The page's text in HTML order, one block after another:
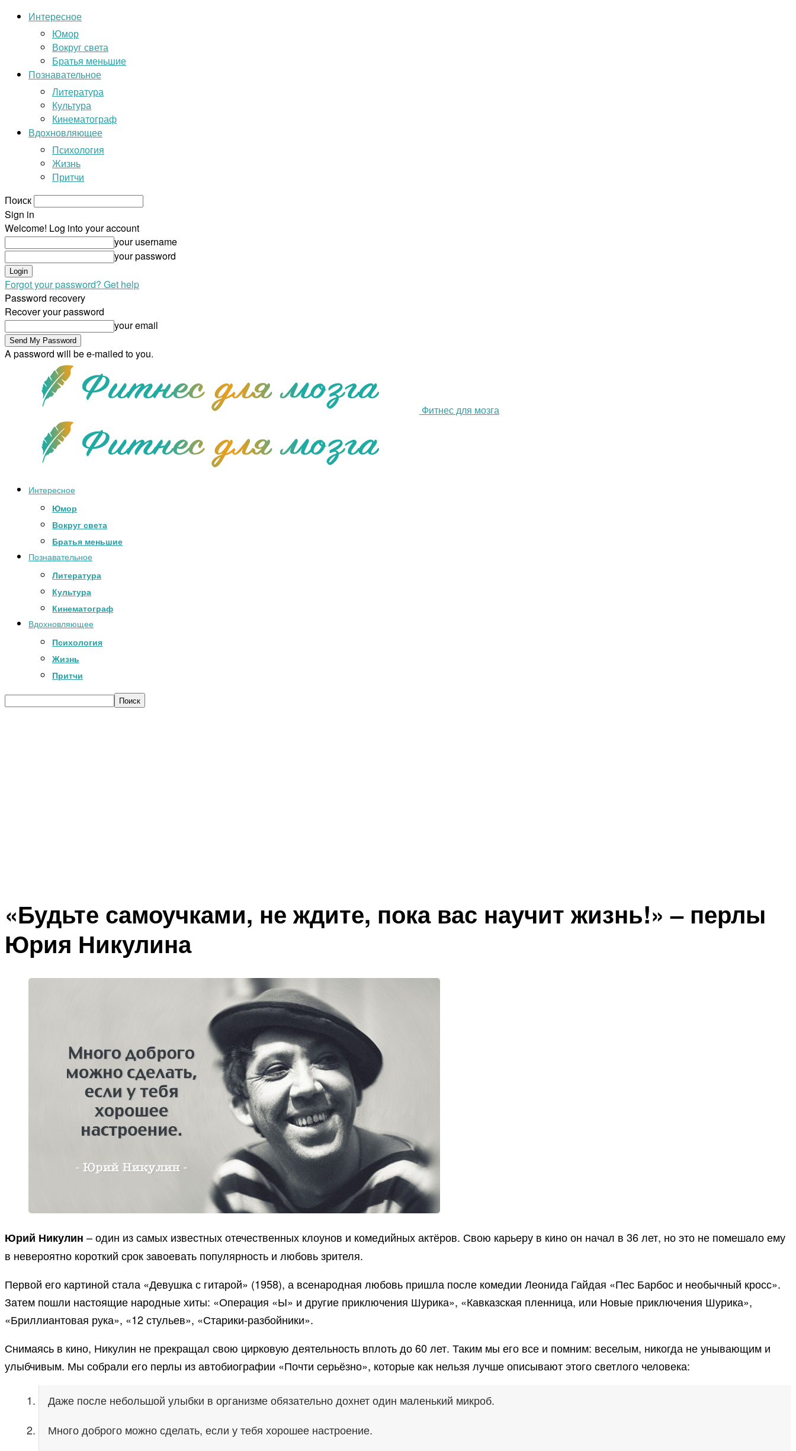
Интересное
Юмор
Вокруг света
Братья меньшие
Познавательное
Литература
Культура
Кинематограф
Вдохновляющее
Психология
Жизнь
Притчи
Поиск
Sign in
Welcome! Log into your account
your username
your password
Forgot your password? Get help
Password recovery
Recover your password
your email
A password will be e-mailed to you.
Фитнес для мозга
Интересное
Юмор
Вокруг света
Братья меньшие
Познавательное
Литература
Культура
Кинематограф
Вдохновляющее
Психология
Жизнь
Притчи
«Будьте самоучками, не ждите, пока вас научит жизнь!» – перлы
Юрия Никулина
Юрий Никулин – один из самых известных отечественных клоунов и комедийных актёров. Свою карьеру в кино он начал в 36 лет, но это не помешало ему
в невероятно короткий срок завоевать популярность и любовь зрителя.
Первой его картиной стала «Девушка с гитарой» (1958), а всенародная любовь пришла после комедии Леонида Гайдая «Пес Барбос и необычный кросс».
Затем пошли настоящие народные хиты: «Операция «Ы» и другие приключения Шурика», «Кавказская пленница, или Новые приключения Шурика»,
«Бриллиантовая рука», «12 стульев», «Старики-разбойники».
Снимаясь в кино, Никулин не прекращал свою цирковую деятельность вплоть до 60 лет. Таким мы его все и помним: веселым, никогда не унывающим и
улыбчивым. Мы собрали его перлы из автобиографии «Почти серьёзно», которые как нельзя лучше описывают этого светлого человека:
Даже после небольшой улыбки в организме обязательно дохнет один маленький микроб.
Много доброго можно сделать, если у тебя хорошее настроение.